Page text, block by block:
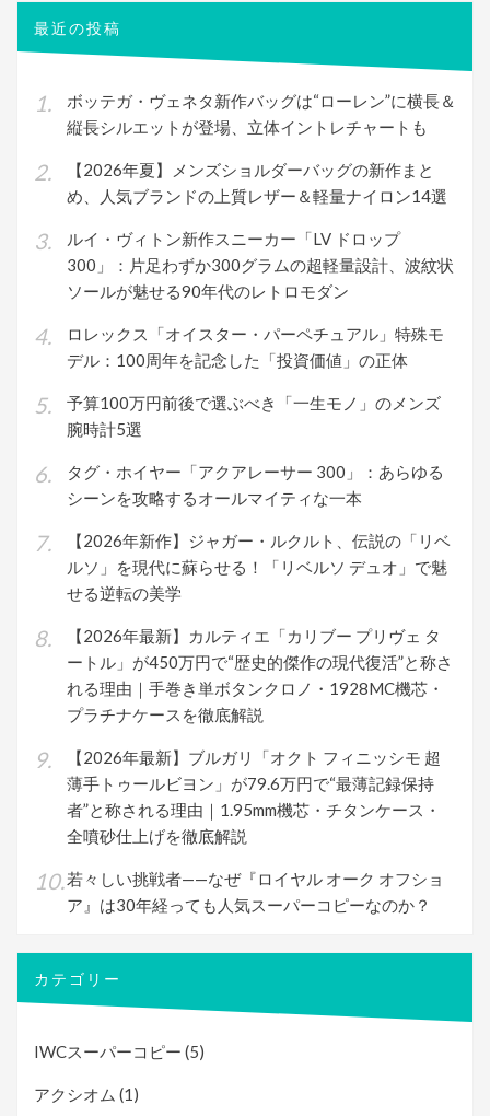
象:
最近の投稿
ボッテガ・ヴェネタ新作バッグは“ローレン”に横長＆
縦長シルエットが登場、立体イントレチャートも
【2026年夏】メンズショルダーバッグの新作まと
め、人気ブランドの上質レザー＆軽量ナイロン14選
ルイ・ヴィトン新作スニーカー「LV ドロップ
300」：片足わずか300グラムの超軽量設計、波紋状
ソールが魅せる90年代のレトロモダン
ロレックス「オイスター・パーペチュアル」特殊モ
デル：100周年を記念した「投資価値」の正体
予算100万円前後で選ぶべき「一生モノ」のメンズ
腕時計5選
タグ・ホイヤー「アクアレーサー 300」：あらゆる
シーンを攻略するオールマイティな一本
【2026年新作】ジャガー・ルクルト、伝説の「リベ
ルソ」を現代に蘇らせる！「リベルソ デュオ」で魅
せる逆転の美学
【2026年最新】カルティエ「カリブー プリヴェ タ
ートル」が450万円で“歴史的傑作の現代復活”と称さ
れる理由｜手巻き単ボタンクロノ・1928MC機芯・
プラチナケースを徹底解説
【2026年最新】ブルガリ「オクト フィニッシモ 超
薄手トゥールビヨン」が79.6万円で“最薄記録保持
者”と称される理由｜1.95mm機芯・チタンケース・
全噴砂仕上げを徹底解説
若々しい挑戦者——なぜ『ロイヤル オーク オフショ
ア』は30年経っても人気スーパーコピーなのか？
カテゴリー
IWCスーパーコピー (5)
アクシオム (1)